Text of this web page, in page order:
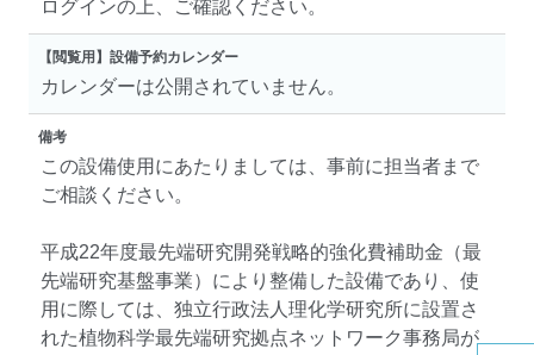
ログインの上、ご確認ください。
【閲覧用】設備予約カレンダー
カレンダーは公開されていません。
備考
この設備使用にあたりましては、事前に担当者まで
ご相談ください。
平成22年度最先端研究開発戦略的強化費補助金（最
先端研究基盤事業）により整備した設備であり、使
用に際しては、独立行政法人理化学研究所に設置さ
れた植物科学最先端研究拠点ネットワーク事務局が